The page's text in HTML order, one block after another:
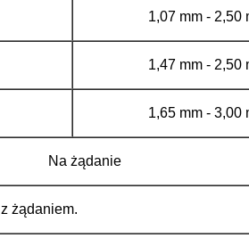
1,07 mm - 2,50
1,47 mm - 2,50
1,65 mm - 3,00
Na żądanie
żądaniem.